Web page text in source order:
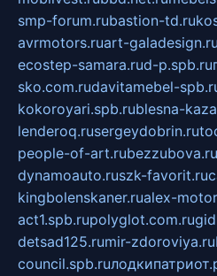
smp-forum.rubastion-td.ru
avrmotors.ruart-galadesign.ru
ecostep-samara.rud-p.spb.ru
sko.com.rudavitamebel-
kokoroyari.spb.rublesna-
lenderoq.rusergeydobrin.ru
people-of-art.rubezzubova.ru
dynamoauto.ruszk-favorit.ru
kingbolenskaner.rualex-
act1.spb.rupolyglot.com.ru
detsad125.rumir-zdoroviya.ru
council.spb.ru